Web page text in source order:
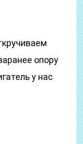
опору
у нас